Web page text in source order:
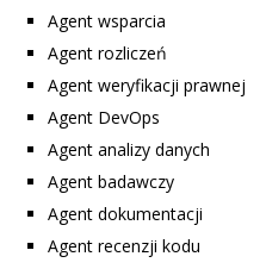
Agent wsparcia
Agent rozliczeń
Agent weryfikacji prawnej
Agent DevOps
Agent analizy danych
Agent badawczy
Agent dokumentacji
Agent recenzji kodu